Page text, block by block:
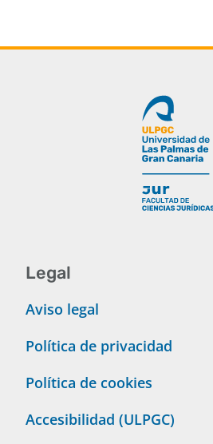
Legal
Aviso legal
Política de privacidad
Política de cookies
Accesibilidad (ULPGC)